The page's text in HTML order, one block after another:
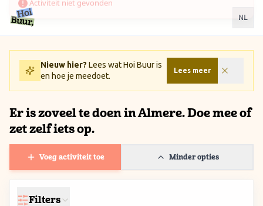
Ga naar inhoud / Skip to content
NL
Nieuw hier? Lees wat Hoi Buur is
en hoe je meedoet.
Lees meer
Er is zoveel te doen in Almere. Doe mee of
zet zelf iets op.
Voeg activiteit toe Minder opties
Filters